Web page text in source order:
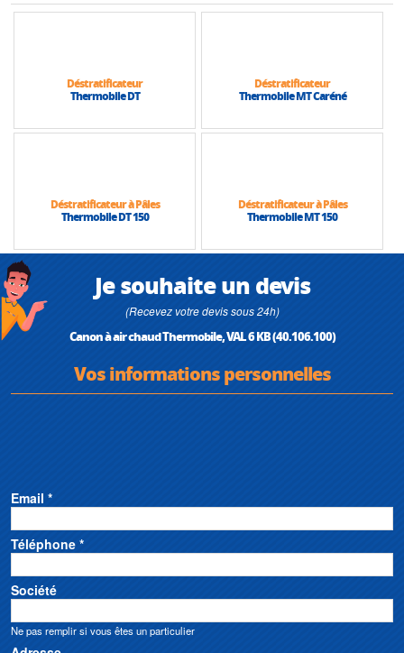
Déstratificateur
Thermobile DT
Déstratificateur
Thermobile MT Caréné
Déstratificateur à Pâles
Thermobile DT 150
Déstratificateur à Pâles
Thermobile MT 150
Je souhaite un devis
(Recevez votre devis sous 24h)
Canon à air chaud Thermobile, VAL 6 KB (40.106.100)
Vos informations personnelles
Email *
Téléphone *
Société
Ne pas remplir si vous êtes un particulier